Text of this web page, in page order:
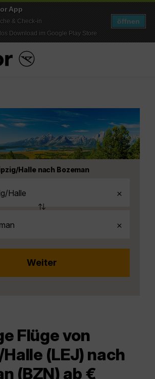
App
& Check-in
Download im Google Play Store
öffnen
Halle nach Bozeman
Flüge von
(LEJ) nach
(BZN) ab €